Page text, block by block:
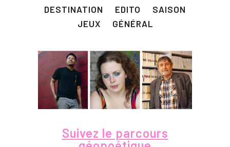
DESTINATION
EDITO
SAISON
JEUX
GÉNÉRAL
Suivez le parcours